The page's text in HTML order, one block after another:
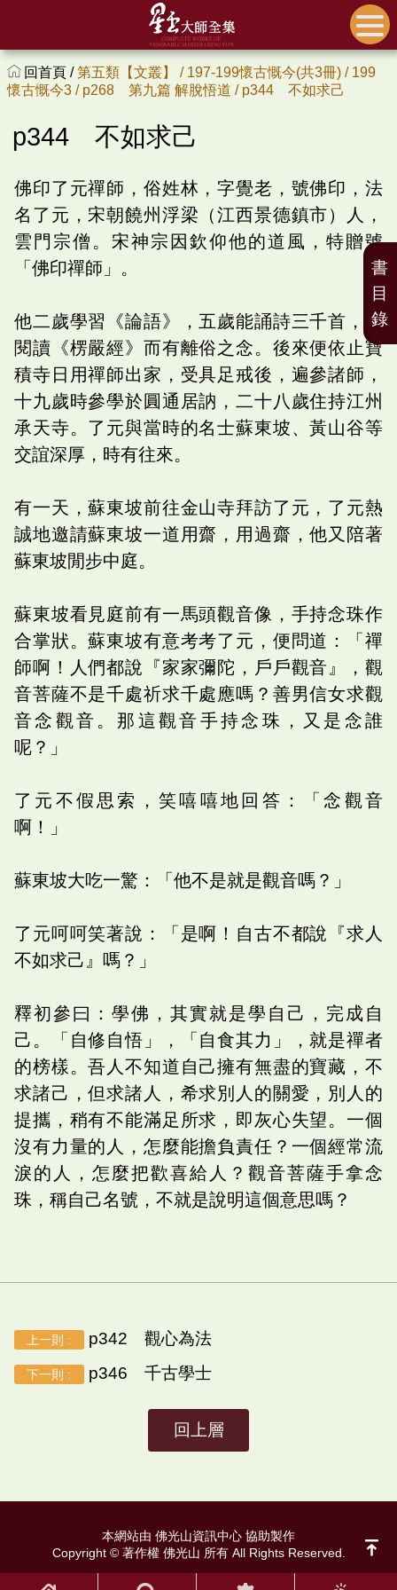
回首頁 /第五類【文叢】 / 197-199懷古慨今(共3冊) / 199
懷古慨今3 / p268 第九篇 解脫悟道 / p344 不如求己
p344 不如求己
佛印了元禪師，俗姓林，字覺老，號佛印，法
名了元，宋朝饒州浮梁（江西景德鎮市）人，
雲門宗僧。宋神宗因欽仰他的道風，特贈號
「佛印禪師」。
他二歲學習《論語》，五歲能誦詩三千首，因
閱讀《楞嚴經》而有離俗之念。後來便依止寶
積寺日用禪師出家，受具足戒後，遍參諸師，
十九歲時參學於圓通居訥，二十八歲住持江州
承天寺。了元與當時的名士蘇東坡、黃山谷等
交誼深厚，時有往來。
有一天，蘇東坡前往金山寺拜訪了元，了元熱
誠地邀請蘇東坡一道用齋，用過齋，他又陪著
蘇東坡閒步中庭。
蘇東坡看見庭前有一馬頭觀音像，手持念珠作
合掌狀。蘇東坡有意考考了元，便問道：「禪
師啊！人們都說『家家彌陀，戶戶觀音』，觀
音菩薩不是千處祈求千處應嗎？善男信女求觀
音念觀音。那這觀音手持念珠，又是念誰
呢？」
了元不假思索，笑嘻嘻地回答：「念觀音
啊！」
蘇東坡大吃一驚：「他不是就是觀音嗎？」
了元呵呵笑著說：「是啊！自古不都說『求人
不如求己』嗎？」
釋初參曰：學佛，其實就是學自己，完成自
己。「自修自悟」，「自食其力」，就是禪者
的榜樣。吾人不知道自己擁有無盡的寶藏，不
求諸己，但求諸人，希求別人的關愛，別人的
提攜，稍有不能滿足所求，即灰心失望。一個
沒有力量的人，怎麼能擔負責任？一個經常流
淚的人，怎麼把歡喜給人？觀音菩薩手拿念
珠，稱自己名號，不就是說明這個意思嗎？
上一則 : p342 觀心為法
下一則 : p346 千古學士
回上層
書
目
錄
本網站由 佛光山資訊中心 協助製作
Copyright © 著作權 佛光山 所有 All Rights Reserved.